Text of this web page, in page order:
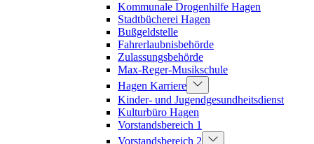
Kommunale Drogenhilfe Hagen
Stadtbücherei Hagen
Bußgeldstelle
Fahrerlaubnisbehörde
Zulassungsbehörde
Max-Reger-Musikschule
Hagen Karriere
Kinder- und Jugendgesundheitsdienst
Kulturbüro Hagen
Vorstandsbereich 1
Vorstandsbereich 2